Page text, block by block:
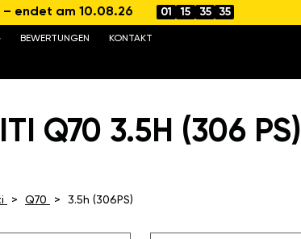
– endet am 10.08.26 01 15 35 35
BEWERTUNGEN
KONTAKT
Q70 3.5H (306 PS)
Q70 3.5h (306PS)